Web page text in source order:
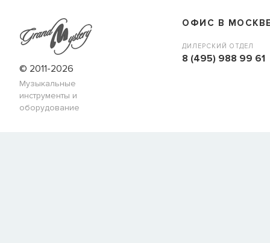
© 2011-2026
Музыкальные
инструменты и
оборудование
ОФИС В
ДИЛЕРСКИЙ ОТДЕЛ
8 (495) 988 99 61